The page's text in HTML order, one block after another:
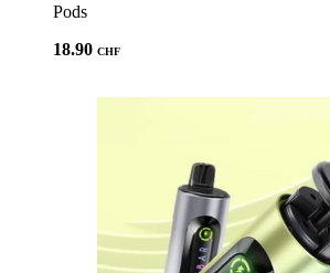
Pods
18.90 CHF